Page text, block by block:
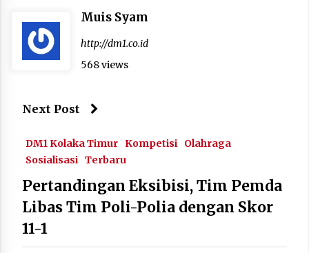
Muis Syam
http://dm1.co.id
568 views
Next Post
DM1 Kolaka Timur Kompetisi
Olahraga
Sosialisasi Terbaru
Pertandingan Eksibisi, Tim Pemda
Libas Tim Poli-Polia dengan Skor
11-1